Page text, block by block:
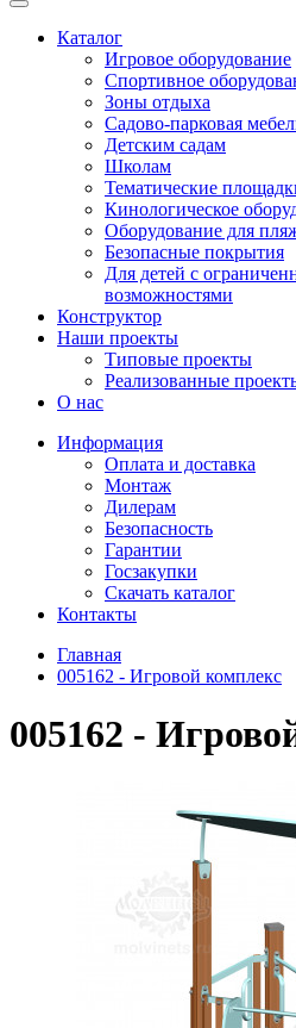
Игровые комплексы от 5 до
Горки
Игровые элементы
Качели балансирные
Качалки на пружине
Качели
Песочницы
Песочные городки
Детские столики и скамьи
Домики-беседки
Теневые навесы и сцены
Развивающие игровые
ПДД для детей
Спортивное оборудование
Кинологическое
Оборудование для пляжа
Для детей с
возможностями
Каталог
Игровое оборудование
Спортивное
Зоны отдыха
Садово-парковая
Детским садам
Школам
Тематические
Кинологическое
Оборудование для
Безопасные покрытия
Для детей с
возможностями
Конструктор
Наши проекты
Типовые проекты
Реализованные
О нас
Информация
Оплата и доставка
Монтаж
Дилерам
Безопасность
Гарантии
Госзакупки
Скачать каталог
Контакты
Главная
005162 - Игровой комплекс
005162 -